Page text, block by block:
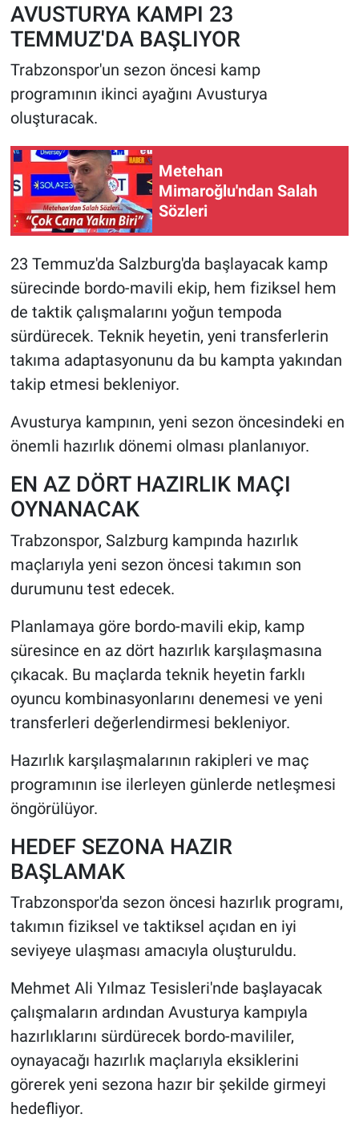
AVUSTURYA KAMPI 23
TEMMUZ'DA BAŞLIYOR
Trabzonspor'un sezon öncesi kamp
programının ikinci ayağını Avusturya
oluşturacak.
Metehan
Mimaroğlu'ndan Salah
Sözleri
23 Temmuz'da Salzburg'da başlayacak kamp
sürecinde bordo-mavili ekip, hem fiziksel hem
de taktik çalışmalarını yoğun tempoda
sürdürecek. Teknik heyetin, yeni transferlerin
takıma adaptasyonunu da bu kampta yakından
takip etmesi bekleniyor.
Avusturya kampının, yeni sezon öncesindeki en
önemli hazırlık dönemi olması planlanıyor.
EN AZ DÖRT HAZIRLIK MAÇI
OYNANACAK
Trabzonspor, Salzburg kampında hazırlık
maçlarıyla yeni sezon öncesi takımın son
durumunu test edecek.
Planlamaya göre bordo-mavili ekip, kamp
süresince en az dört hazırlık karşılaşmasına
çıkacak. Bu maçlarda teknik heyetin farklı
oyuncu kombinasyonlarını denemesi ve yeni
transferleri değerlendirmesi bekleniyor.
Hazırlık karşılaşmalarının rakipleri ve maç
programının ise ilerleyen günlerde netleşmesi
öngörülüyor.
HEDEF SEZONA HAZIR
BAŞLAMAK
Trabzonspor'da sezon öncesi hazırlık programı,
takımın fiziksel ve taktiksel açıdan en iyi
seviyeye ulaşması amacıyla oluşturuldu.
Mehmet Ali Yılmaz Tesisleri'nde başlayacak
çalışmaların ardından Avusturya kampıyla
hazırlıklarını sürdürecek bordo-mavililer,
oynayacağı hazırlık maçlarıyla eksiklerini
görerek yeni sezona hazır bir şekilde girmeyi
hedefliyor.